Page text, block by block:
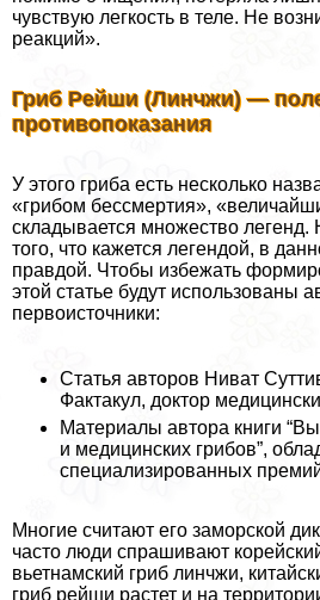
чувствую легкость в теле. Не
реакций».
Гриб Рейши (Линчжи) —
противопоказания
У этого гриба есть несколько
«грибом бесcмepтия»,
складывается множество легенд.
того, что кажется легендой, в
правдой. Чтобы избежать
этой статье будут использованы
первоисточники:
Статья авторов Ниват
Фактакул, доктор
Материалы автора книги
и медицинских грибов”,
специализированных
Многие считают его заморской
часто люди спрашивают
вьетнамский гриб линчжи,
гриб рейши растет и на